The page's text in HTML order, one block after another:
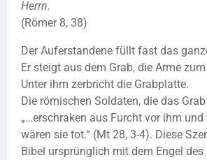
Herrn.
(Römer 8, 38)
Der Auferstandene füllt fast das
Er steigt aus dem Grab, die Arme
Unter ihm zerbricht die Grabplatte.
Die römischen Soldaten, die das
„…erschraken aus Furcht vor ihm und
wären sie tot.“ (Mt 28, 3-4). Diese
Bibel ursprünglich mit dem Engel des